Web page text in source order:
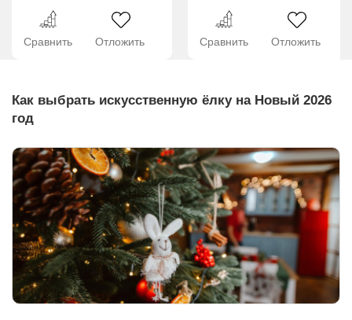
Сравнить Отложить Сравнить Отложить
Как выбрать искусственную ёлку на Новый 2026
год